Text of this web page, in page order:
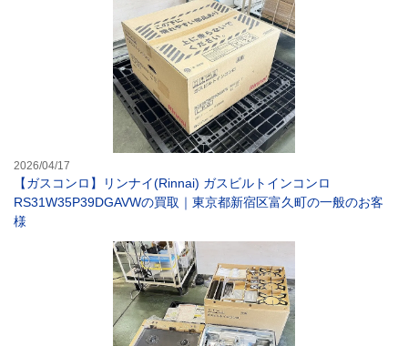
2026/04/17
【ガスコンロ】リンナイ(Rinnai) ガスビルトインコンロ
RS31W35P39DGAVWの買取｜東京都新宿区富久町の一般のお客
様